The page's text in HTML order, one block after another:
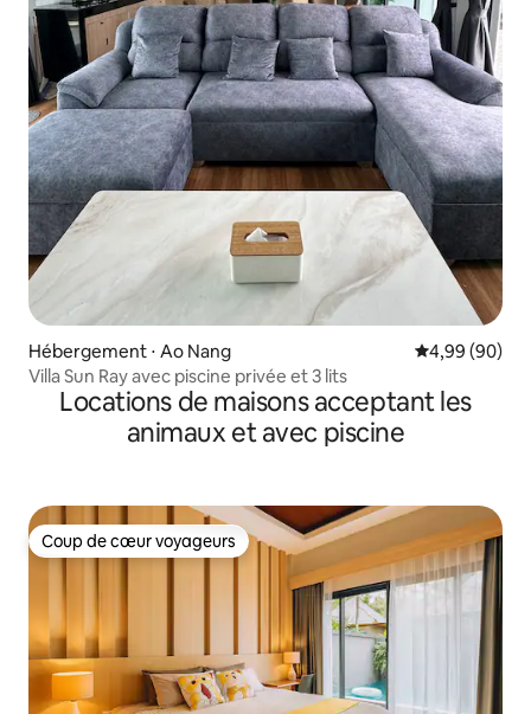
Hébergement ⋅ Ao Nang Évaluation
4,99 (90)
Villa Sun Ray avec piscine privée et 3 lits
Locations de maisons acceptant les
animaux et avec piscine
Coup de cœur voyageurs
Coup de cœur voyageurs